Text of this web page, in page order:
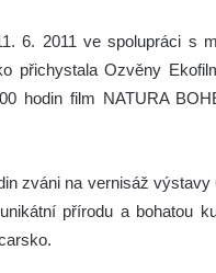
6. 2011 ve spolupráci s
přichystala Ozvěny
hodin film NATURA
zváni na vernisáž
přírodu a bohatou